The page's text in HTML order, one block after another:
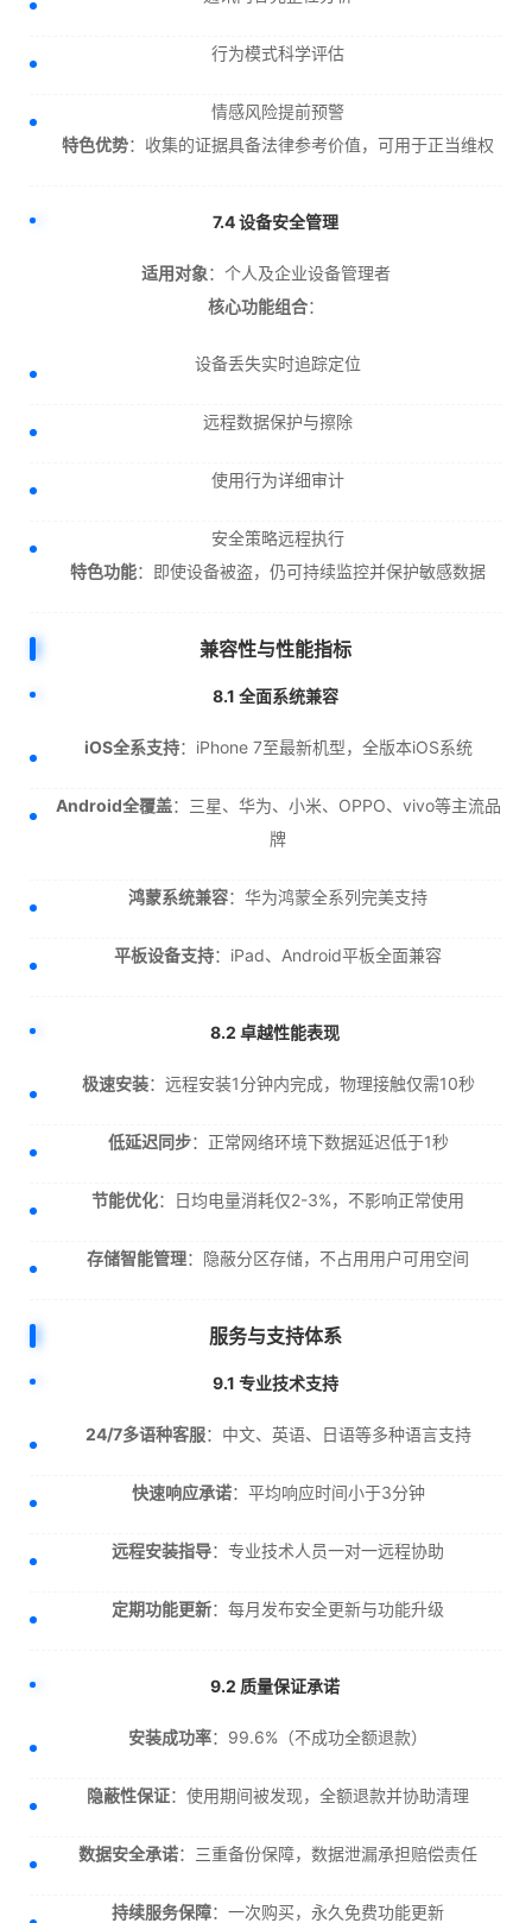
行为模式科学评估
情感风险提前预警
特色优势：收集的证据具备法律参考价值，可用于正当维权
7.4 设备安全管理
适用对象：个人及企业设备管理者
核心功能组合：
设备丢失实时追踪定位
远程数据保护与擦除
使用行为详细审计
安全策略远程执行
特色功能：即使设备被盗，仍可持续监控并保护敏感数据
兼容性与性能指标
8.1 全面系统兼容
iOS全系支持：iPhone 7至最新机型，全版本iOS系统
Android全覆盖：三星、华为、小米、OPPO、vivo等主流品
牌
鸿蒙系统兼容：华为鸿蒙全系列完美支持
平板设备支持：iPad、Android平板全面兼容
8.2 卓越性能表现
极速安装：远程安装1分钟内完成，物理接触仅需10秒
低延迟同步：正常网络环境下数据延迟低于1秒
节能优化：日均电量消耗仅2-3%，不影响正常使用
存储智能管理：隐蔽分区存储，不占用用户可用空间
服务与支持体系
9.1 专业技术支持
24/7多语种客服：中文、英语、日语等多种语言支持
快速响应承诺：平均响应时间小于3分钟
远程安装指导：专业技术人员一对一远程协助
定期功能更新：每月发布安全更新与功能升级
9.2 质量保证承诺
安装成功率：99.6%（不成功全额退款）
隐蔽性保证：使用期间被发现，全额退款并协助清理
数据安全承诺：三重备份保障，数据泄漏承担赔偿责任
持续服务保障：一次购买，永久免费功能更新